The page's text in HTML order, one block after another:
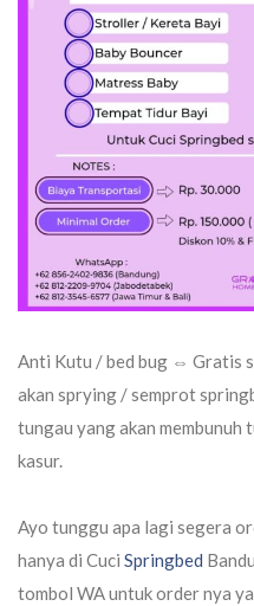
Anti Kutu / bed bug ⇔ Gratis
akan sprying / semprot
tungau yang akan membunuh
kasur.
Ayo tunggu apa lagi segera
hanya di Cuci Springbed
tombol WA untuk order nya